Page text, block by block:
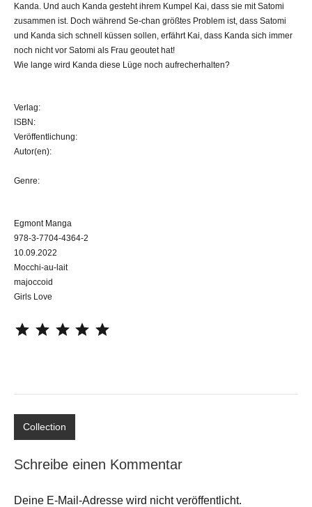
Kanda. Und auch Kanda gesteht ihrem Kumpel Kai, dass sie mit Satomi
zusammen ist. Doch während Se-chan größtes Problem ist, dass Satomi
und Kanda sich schnell küssen sollen, erfährt Kai, dass Kanda sich immer
noch nicht vor Satomi als Frau geoutet hat!
Wie lange wird Kanda diese Lüge noch aufrecherhalten?
Verlag:
ISBN:
Veröffentlichung:
Autor(en):
Genre:
Egmont Manga
978-3-7704-4364-2
10.09.2022
Mocchi-au-lait
majoccoid
Girls Love
Collection
Schreibe einen Kommentar
Deine E-Mail-Adresse wird nicht veröffentlicht.